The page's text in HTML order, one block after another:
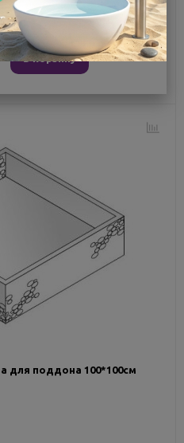
В корзину
для поддона 100*100см